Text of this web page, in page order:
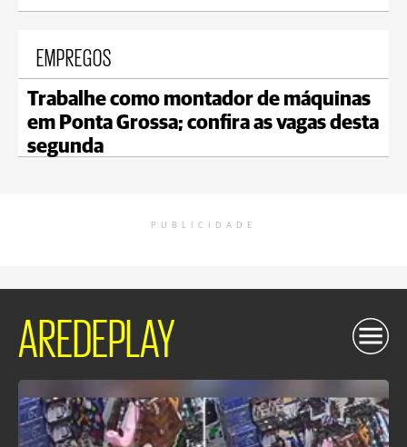
EMPREGOS
Trabalhe como montador de máquinas
em Ponta Grossa; confira as vagas desta
segunda
PUBLICIDADE
AREDEPLAY